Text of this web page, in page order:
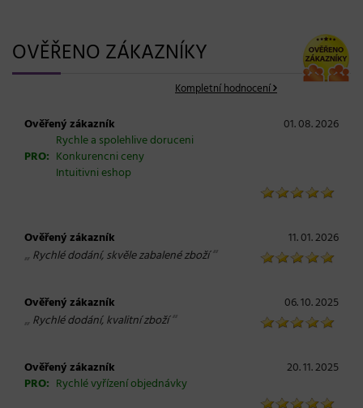
OVĚŘENO ZÁKAZNÍKY
Kompletní hodnocení
Ověřený zákazník
01. 08. 2026
PRO:
Rychle a spolehlive doruceni
Konkurencni ceny
Intuitivni eshop
Ověřený zákazník 11. 01. 2026
„ Rychlé dodání, skvěle zabalené zboží“
Ověřený zákazník 06. 10. 2025
„ Rychlé dodání, kvalitní zboží“
Ověřený zákazník
20. 11. 2025
PRO: Rychlé vyřízení objednávky